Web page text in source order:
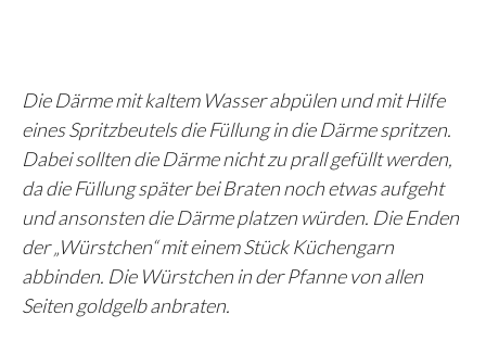
Die Därme mit kaltem Wasser abpülen und mit Hilfe
eines Spritzbeutels die Füllung in die Därme spritzen.
Dabei sollten die Därme nicht zu prall gefüllt werden,
da die Füllung später bei Braten noch etwas aufgeht
und ansonsten die Därme platzen würden. Die Enden
der „Würstchen“ mit einem Stück Küchengarn
abbinden. Die Würstchen in der Pfanne von allen
Seiten goldgelb anbraten.